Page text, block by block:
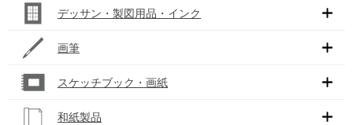
デッサン・製図用品・インク
画筆
スケッチブック・画紙
和紙製品